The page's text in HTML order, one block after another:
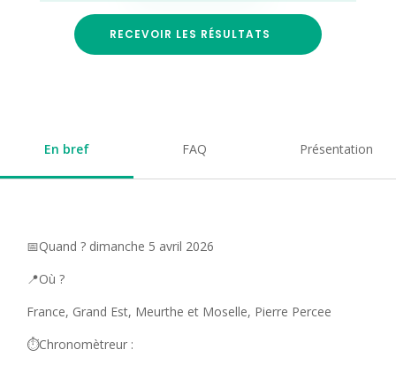
RECEVOIR LES RÉSULTATS
En bref FAQ Présentation
📅Quand ? dimanche 5 avril 2026
📍Où ?
France, Grand Est, Meurthe et Moselle, Pierre Percee
⏱️Chronomètreur :